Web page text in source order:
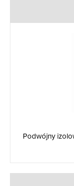
Podwójny